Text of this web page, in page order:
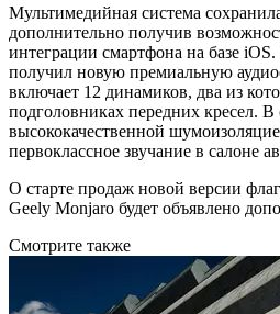
Мультимедийная система
дополнительно получив
интеграции смартфона на базе
получил новую премиальную
включает 12 динамиков, два из
подголовниках передних кресел. В
высококачественной
первоклассное звучание в салоне
О старте продаж новой версии
Geely Monjaro будет объявлено
Смотрите также